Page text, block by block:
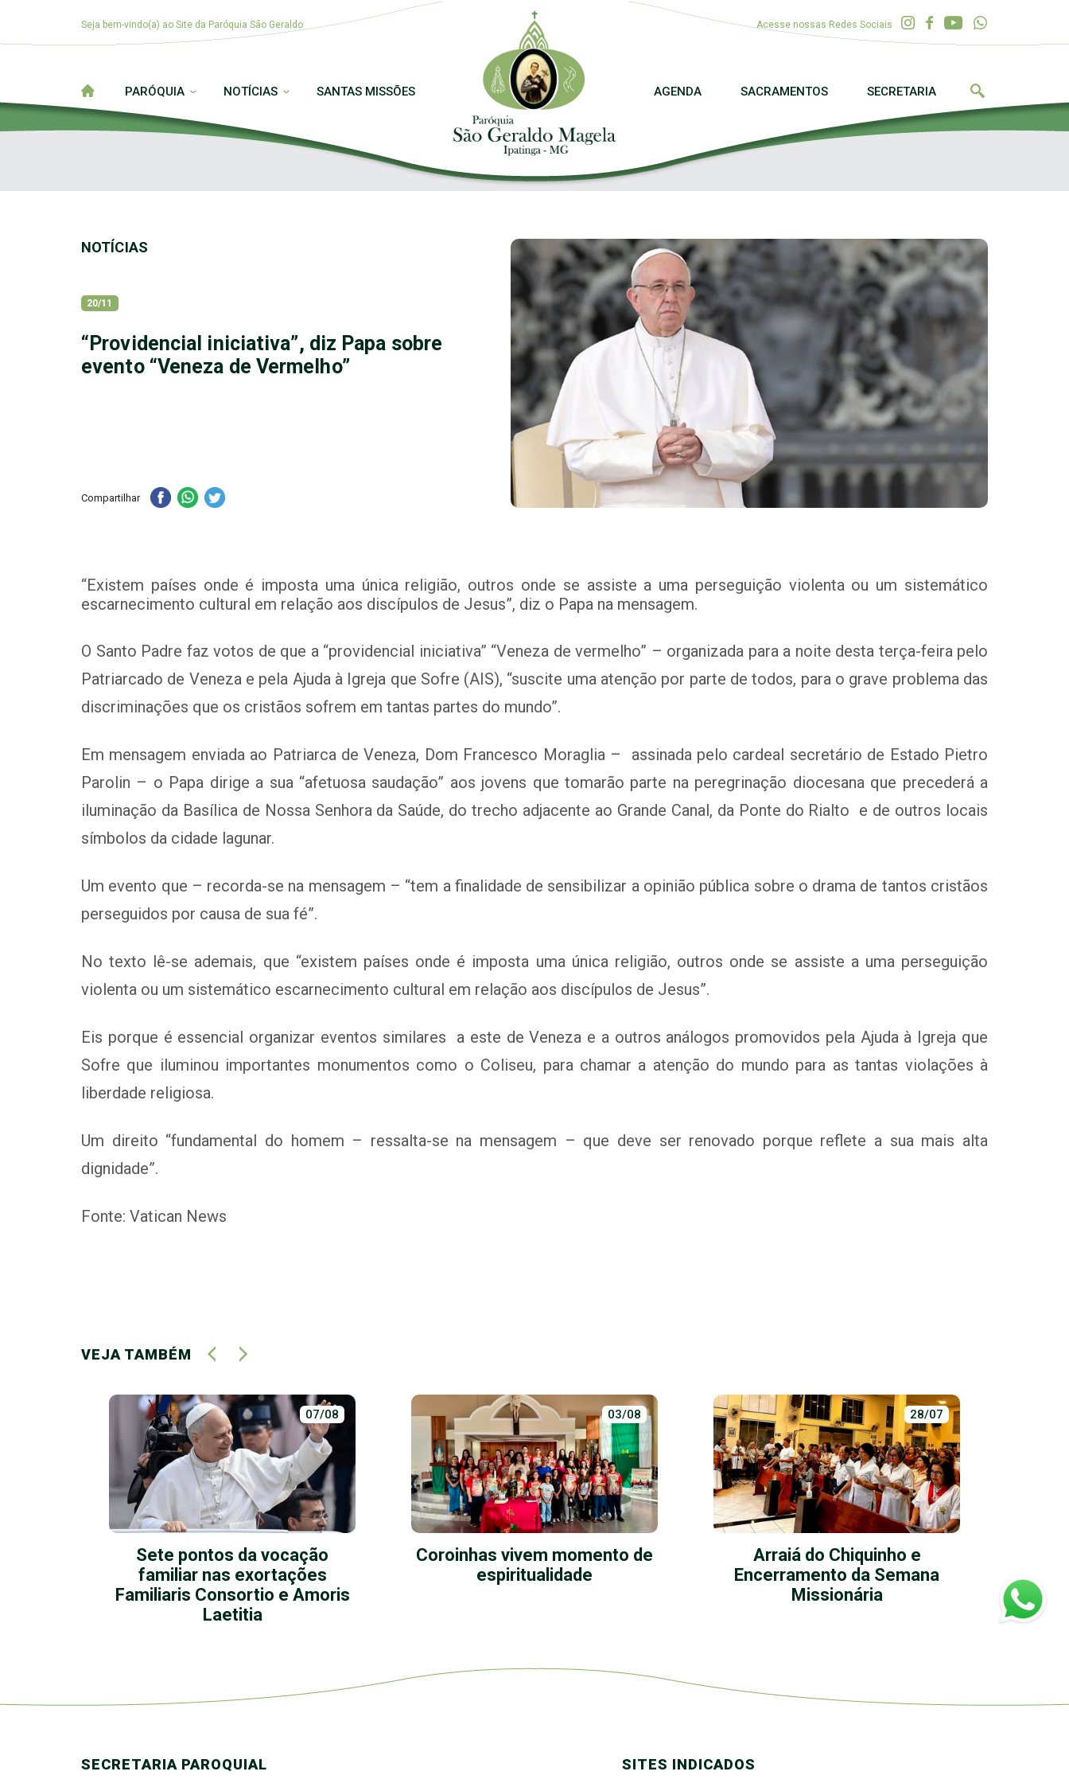
Seja bem-vindo(a) ao Site da Paróquia São Geraldo Acesse nossas Redes Sociais
PARÓQUIA NOTÍCIAS SANTAS MISSÕES AGENDA SACRAMENTOS SECRETARIA
NOTÍCIAS
20/11
“Providencial iniciativa”, diz Papa sobre
evento “Veneza de Vermelho”
Compartilhar
“Existem países onde é imposta uma única religião, outros onde se assiste a uma perseguição violenta ou um sistemático
escarnecimento cultural em relação aos discípulos de Jesus”, diz o Papa na mensagem.
O Santo Padre faz votos de que a “providencial iniciativa” “Veneza de vermelho” – organizada para a noite desta terça-feira pelo
Patriarcado de Veneza e pela Ajuda à Igreja que Sofre (AIS), “suscite uma atenção por parte de todos, para o grave problema das
discriminações que os cristãos sofrem em tantas partes do mundo”.
Em mensagem enviada ao Patriarca de Veneza, Dom Francesco Moraglia – assinada pelo cardeal secretário de Estado Pietro
Parolin – o Papa dirige a sua “afetuosa saudação” aos jovens que tomarão parte na peregrinação diocesana que precederá a
iluminação da Basílica de Nossa Senhora da Saúde, do trecho adjacente ao Grande Canal, da Ponte do Rialto e de outros locais
símbolos da cidade lagunar.
Um evento que – recorda-se na mensagem – “tem a finalidade de sensibilizar a opinião pública sobre o drama de tantos cristãos
perseguidos por causa de sua fé”.
No texto lê-se ademais, que “existem países onde é imposta uma única religião, outros onde se assiste a uma perseguição
violenta ou um sistemático escarnecimento cultural em relação aos discípulos de Jesus”.
Eis porque é essencial organizar eventos similares a este de Veneza e a outros análogos promovidos pela Ajuda à Igreja que
Sofre que iluminou importantes monumentos como o Coliseu, para chamar a atenção do mundo para as tantas violações à
liberdade religiosa.
Um direito “fundamental do homem – ressalta-se na mensagem – que deve ser renovado porque reflete a sua mais alta
dignidade”.
Fonte: Vatican News
VEJA TAMBÉM
07/08
Sete pontos da vocação
familiar nas exortações
Familiaris Consortio e Amoris
Laetitia
03/08
Coroinhas vivem momento de
espiritualidade
28/07
Arraiá do Chiquinho e
Encerramento da Semana
Missionária
SECRETARIA PAROQUIAL SITES INDICADOS